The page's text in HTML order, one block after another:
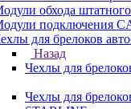
обхода
подключения
для брелоков
Назад
Чехлы для
Чехлы для